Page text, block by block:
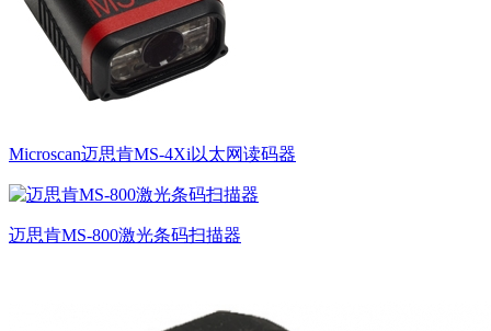
Microscan迈思肯MS-4Xi以太网读码器
迈思肯MS-800激光条码扫描器